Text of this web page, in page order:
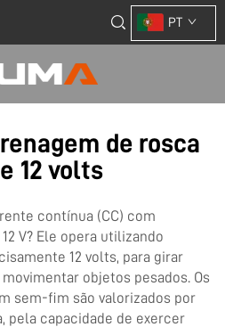
PT
de rosca
12 volts
contínua (CC) com
V? Ele opera utilizando
12 volts, para girar
objetos pesados. Os
sem-fim são valorizados por
pela capacidade de exercer